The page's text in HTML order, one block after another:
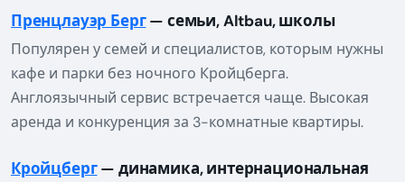
Пренцлауэр Берг— семьи, Altbau, школы
Популярен у семей и специалистов, которым нужны
кафе и парки без ночного Кройцберга.
Англоязычный сервис встречается чаще. Высокая
аренда и конкуренция за 3-комнатные квартиры.
Кройцберг— динамика, интернациональная